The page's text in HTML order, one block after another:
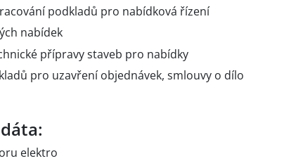
podkladů pro nabídková řízení
nabídek
přípravy staveb pro nabídky
pro uzavření objednávek, smlouvy o dílo
elektro